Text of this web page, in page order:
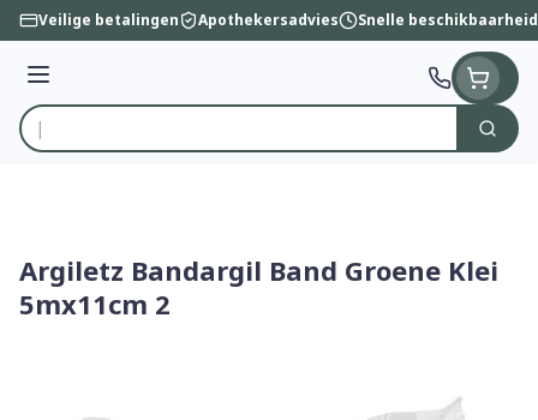
Ga naar de inhoud
Veilige betalingen Apothekersadvies Snelle beschikbaarheid
Menu
Product, merk, categorie...
Zoek
Argiletz Bandargil Band Groene Klei
5mx11cm 2